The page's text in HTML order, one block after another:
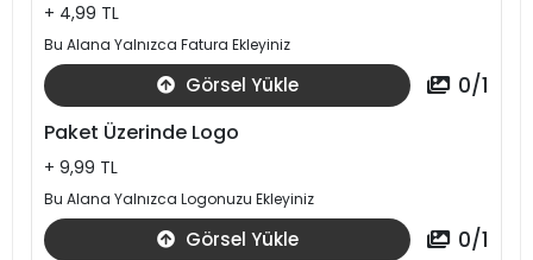
+ 4,99 TL
Bu Alana Yalnızca Fatura Ekleyiniz
Görsel Yükle 0/1
Paket Üzerinde Logo
+ 9,99 TL
Bu Alana Yalnızca Logonuzu Ekleyiniz
Görsel Yükle 0/1